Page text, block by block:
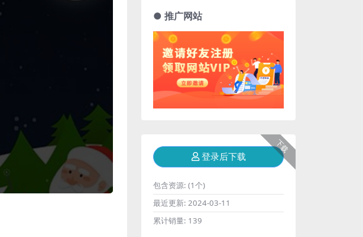
● 推广网站
下载
登录后下载
包含资源: (1个)
最近更新: 2024-03-11
累计销量: 139